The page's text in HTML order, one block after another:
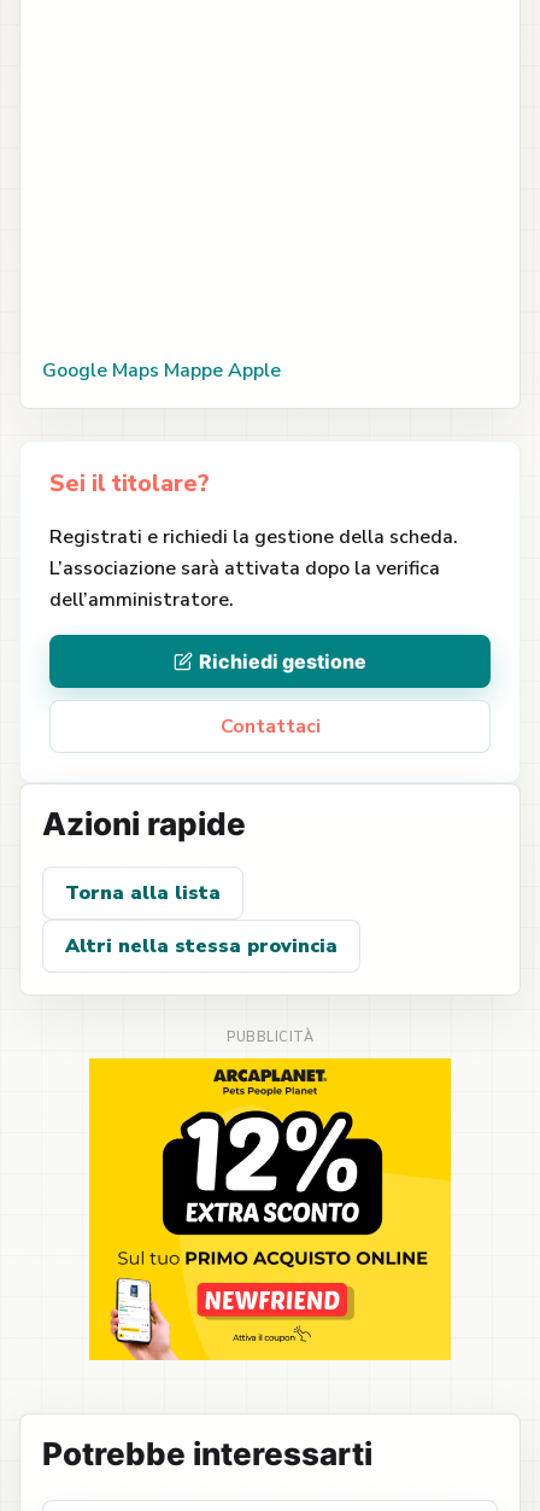
Google Maps Mappe Apple
Sei il titolare?
Registrati e richiedi la gestione della scheda.
L’associazione sarà attivata dopo la verifica
dell’amministratore.
Richiedi gestione
Contattaci
Azioni rapide
Torna alla lista
Altri nella stessa provincia
Potrebbe interessarti